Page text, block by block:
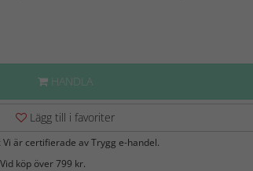
HANDLA
Lägg till i favoriter
Vi är certifierade av Trygg e-handel.
köp över 799 kr.